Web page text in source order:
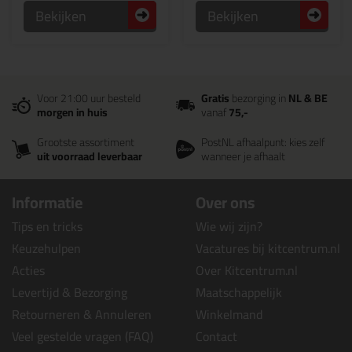
Bekijken Bekijken
Voor 21:00 uur besteld
morgen in huis
Gratisbezorging inNL & BE
vanaf75,-
Grootste assortiment
uit voorraad leverbaar
PostNL afhaalpunt: kies zelf
wanneer je afhaalt
Informatie
Tips en tricks
Keuzehulpen
Acties
Levertijd & Bezorging
Retourneren & Annuleren
Veel gestelde vragen (FAQ)
Over ons
Wie wij zijn?
Vacatures bij kitcentrum.nl
Over Kitcentrum.nl
Maatschappelijk
Winkelmand
Contact